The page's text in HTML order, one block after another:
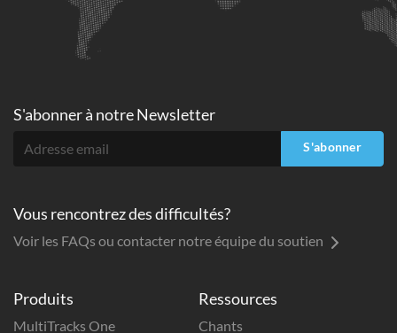
Produits
MultiTracks One
Ressources
Chants
S'abonner à notre Newsletter
S'abonner
Vous rencontrez des difficultés?
Voir les FAQs ou contacter notre équipe du soutien